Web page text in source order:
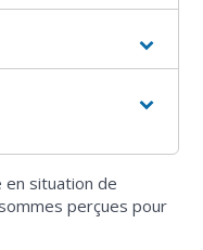
en situation de
perçues pour